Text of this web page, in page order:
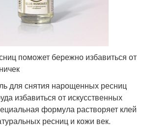
поможет бережно избавиться от
для снятия нарощенных ресниц
избавиться от искусственных
формула растворяет клей
ресниц и кожи век.